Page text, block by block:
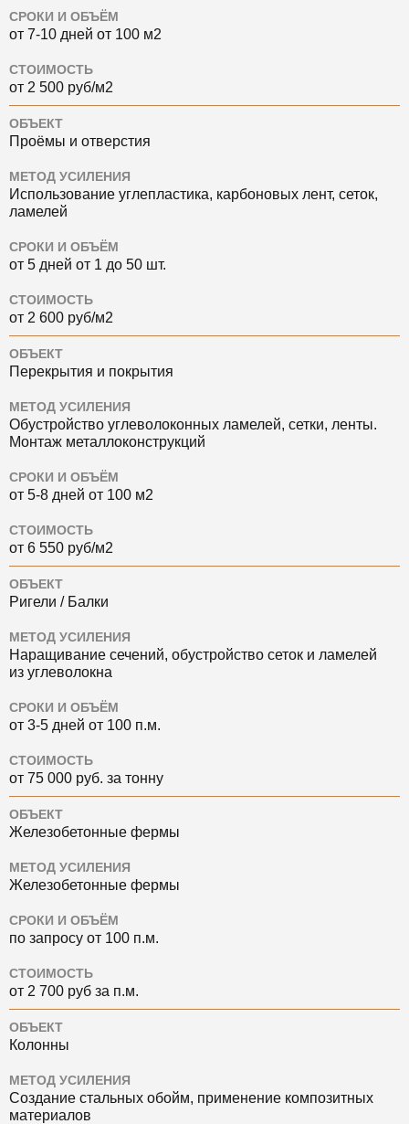
СРОКИ И ОБЪЁМ
от 7-10 дней от 100 м2
СТОИМОСТЬ
от 2 500 руб/м2
ОБЪЕКТ
Проёмы и отверстия
МЕТОД УСИЛЕНИЯ
Использование углепластика, карбоновых лент, сеток,
ламелей
СРОКИ И ОБЪЁМ
от 5 дней от 1 до 50 шт.
СТОИМОСТЬ
от 2 600 руб/м2
ОБЪЕКТ
Перекрытия и покрытия
МЕТОД УСИЛЕНИЯ
Обустройство углеволоконных ламелей, сетки, ленты.
Монтаж металлоконструкций
СРОКИ И ОБЪЁМ
от 5-8 дней от 100 м2
СТОИМОСТЬ
от 6 550 руб/м2
ОБЪЕКТ
Ригели / Балки
МЕТОД УСИЛЕНИЯ
Наращивание сечений, обустройство сеток и ламелей
из углеволокна
СРОКИ И ОБЪЁМ
от 3-5 дней от 100 п.м.
СТОИМОСТЬ
от 75 000 руб. за тонну
ОБЪЕКТ
Железобетонные фермы
МЕТОД УСИЛЕНИЯ
Железобетонные фермы
СРОКИ И ОБЪЁМ
по запросу от 100 п.м.
СТОИМОСТЬ
от 2 700 руб за п.м.
ОБЪЕКТ
Колонны
МЕТОД УСИЛЕНИЯ
Создание стальных обойм, применение композитных
материалов